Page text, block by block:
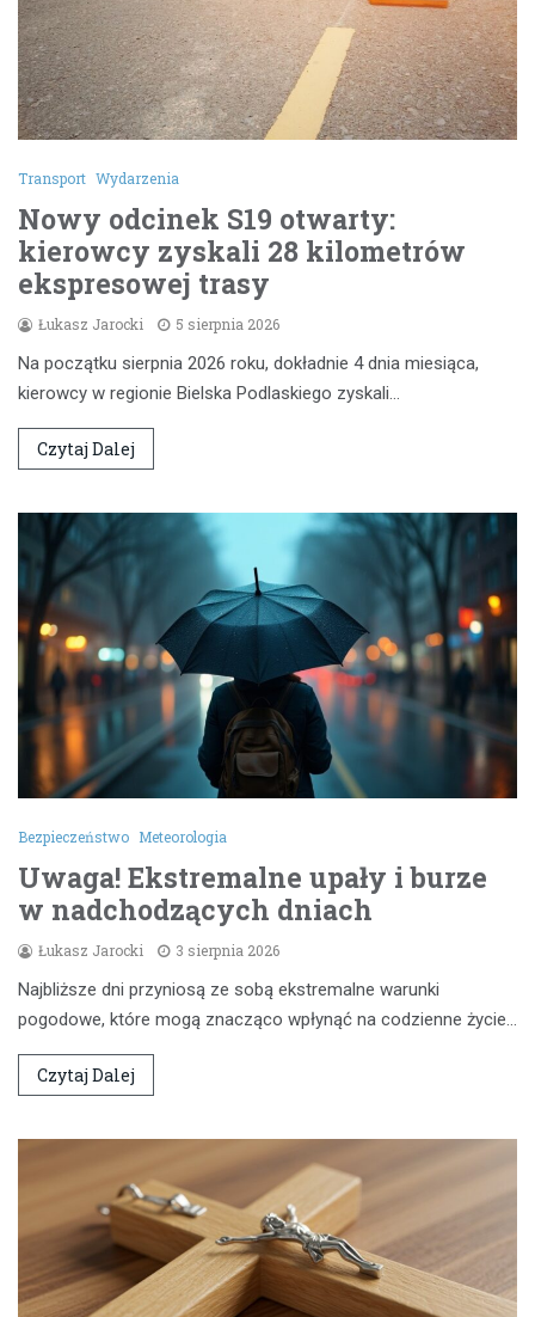
Transport Wydarzenia
Nowy odcinek S19 otwarty:
kierowcy zyskali 28 kilometrów
ekspresowej trasy
Łukasz Jarocki 5 sierpnia 2026
Na początku sierpnia 2026 roku, dokładnie 4 dnia miesiąca,
kierowcy w regionie Bielska Podlaskiego zyskali…
Czytaj Dalej
Bezpieczeństwo Meteorologia
Uwaga! Ekstremalne upały i burze
w nadchodzących dniach
Łukasz Jarocki 3 sierpnia 2026
Najbliższe dni przyniosą ze sobą ekstremalne warunki
pogodowe, które mogą znacząco wpłynąć na codzienne życie…
Czytaj Dalej